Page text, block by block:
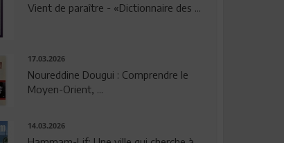
Vient de paraître - «Dictionnaire des ...
17.03.2026
Noureddine Dougui : Comprendre le
Moyen-Orient, ...
14.03.2026